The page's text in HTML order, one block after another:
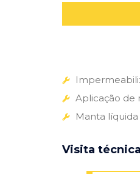
Aplicação de
Manta líquida
Visita técnica